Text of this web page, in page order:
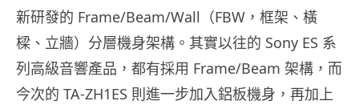
新研發的 Frame/Beam/Wall（FBW，框架、橫
樑、立牆）分層機身架構。其實以往的 Sony ES 系
列高級音響產品，都有採用 Frame/Beam 架構，而
今次的 TA-ZH1ES 則進一步加入鋁板機身，再加上